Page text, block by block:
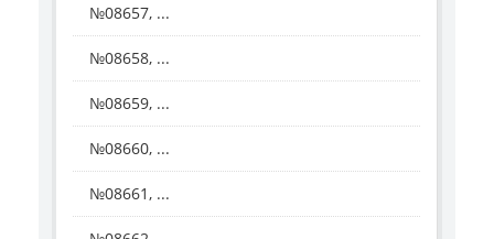
№08657, ...
№08658, ...
№08659, ...
№08660, ...
№08661, ...